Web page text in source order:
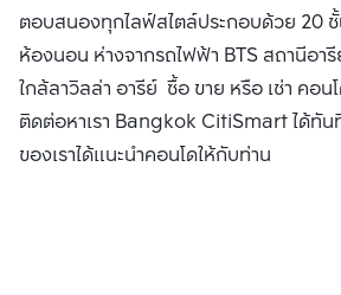
ตอบสนองทุกไลฟ์สไตล์ประกอบด้วย 20 ชั้
ห้องนอน ห่างจากรถไฟฟ้า BTS สถานีอารี
ใกล้ลาวิลล่า อารีย์ ซื้อ ขาย หรือ เช่า คอนโ
ติดต่อหาเรา Bangkok CitiSmart ได้ทันที
ของเราได้แนะนำคอนโดให้กับท่าน